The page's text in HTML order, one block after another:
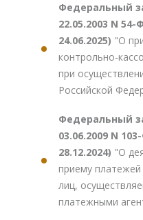
Федеральный
22.05.2003 N
24.06.2025) "О
контрольно-
при
Российской
Федеральный
03.06.2009 N
28.12.2024) "О
приему
лиц,
платежными